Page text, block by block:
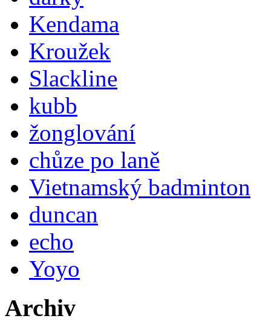
Kendama
Kroužek
Slackline
kubb
žonglování
chůze po laně
Vietnamský badminton
duncan
echo
Yoyo
Archiv